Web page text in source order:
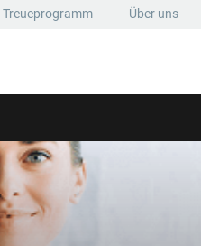
Treueprogramm Über uns